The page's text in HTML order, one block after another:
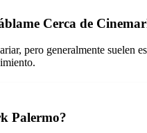
Cerca de
pero generalmente
Palermo?